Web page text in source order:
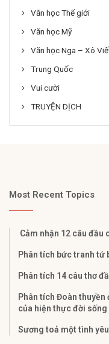
Văn học Thế giới
Văn học Mỹ
Văn học Nga – Xô
Trung Quốc
Vui cười
TRUYỆN DỊCH
Most Recent Topics
Cảm nhận 12 câu
Phân tích bức tranh tứ
Phân tích 14 câu thơ
Phân tích Đoàn thuyền
của hiện thực đời sống
Sương toả một tình yêu